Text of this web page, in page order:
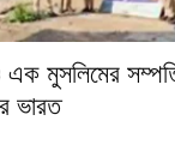
এক মুসলিমের
ভারত